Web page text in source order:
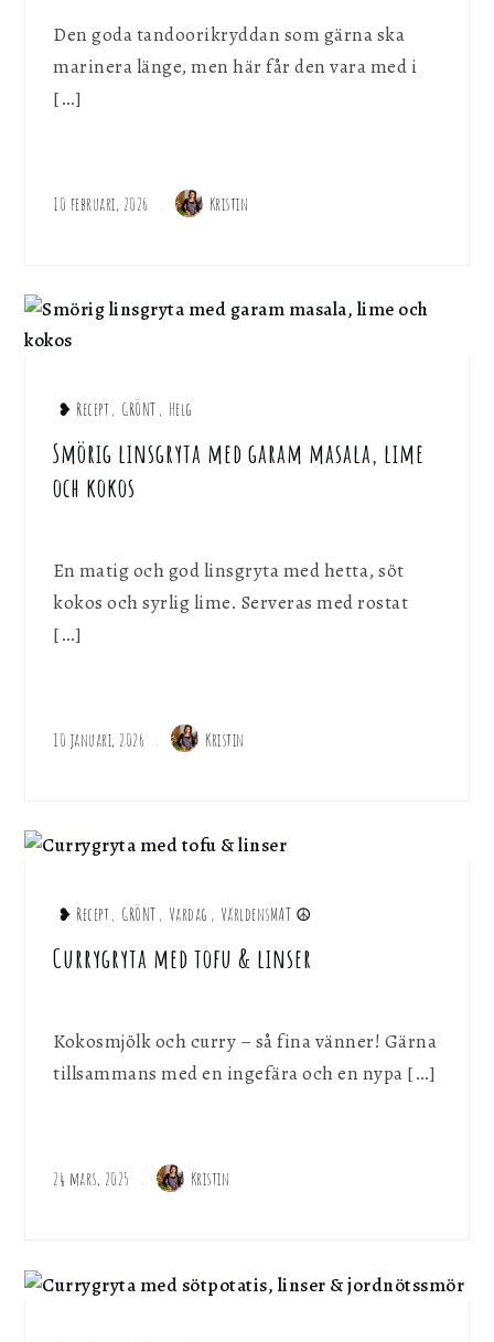
Den goda tandoorikryddan som gärna ska
marinera länge, men här får den vara med i
[…]
10 februari, 2026 Kristin
❥ Recept, GRÖNT , Helg
Smörig linsgryta med garam masala, lime
och kokos
En matig och god linsgryta med hetta, söt
kokos och syrlig lime. Serveras med rostat
[…]
10 januari, 2026 Kristin
❥ Recept, GRÖNT , Vardag , VärldensMAT ☮︎
Currygryta med tofu & linser
Kokosmjölk och curry – så fina vänner! Gärna
tillsammans med en ingefära och en nypa […]
24 mars, 2025 Kristin